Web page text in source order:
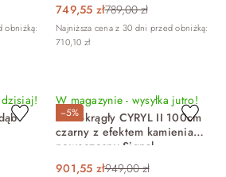
obniżką:
749,55 zł789,00 zł
Najniższa cena z 30 dni przed obniżką:
710,10 zł
dzisiaj!
−5%
W magazynie - wysyłka jutro!
Stół okrągły CYRYL II 100cm
czarny z efektem kamienia
nowoczesny Signal
901,55 zł949,00 zł